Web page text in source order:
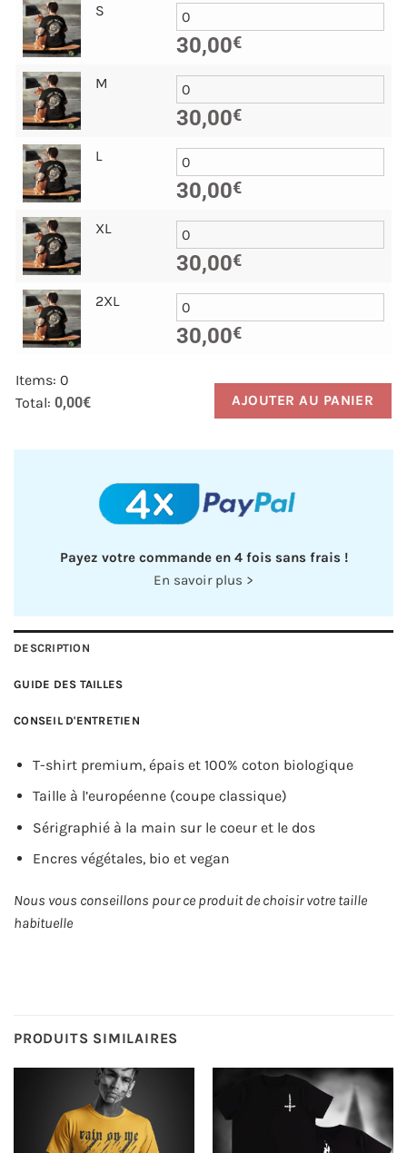
S
30,00€
M
30,00€
L
30,00€
XL
30,00€
2XL
30,00€
Items: 0
Total: 0,00€ AJOUTER AU PANIER
Payez votre commande en 4 fois sans frais !
En savoir plus >
DESCRIPTION
GUIDE DES TAILLES
CONSEIL D'ENTRETIEN
T-shirt premium, épais et 100% coton biologique
Taille à l’européenne (coupe classique)
Sérigraphié à la main sur le coeur et le dos
Encres végétales, bio et vegan
Nous vous conseillons pour ce produit de choisir votre taille
habituelle
PRODUITS SIMILAIRES